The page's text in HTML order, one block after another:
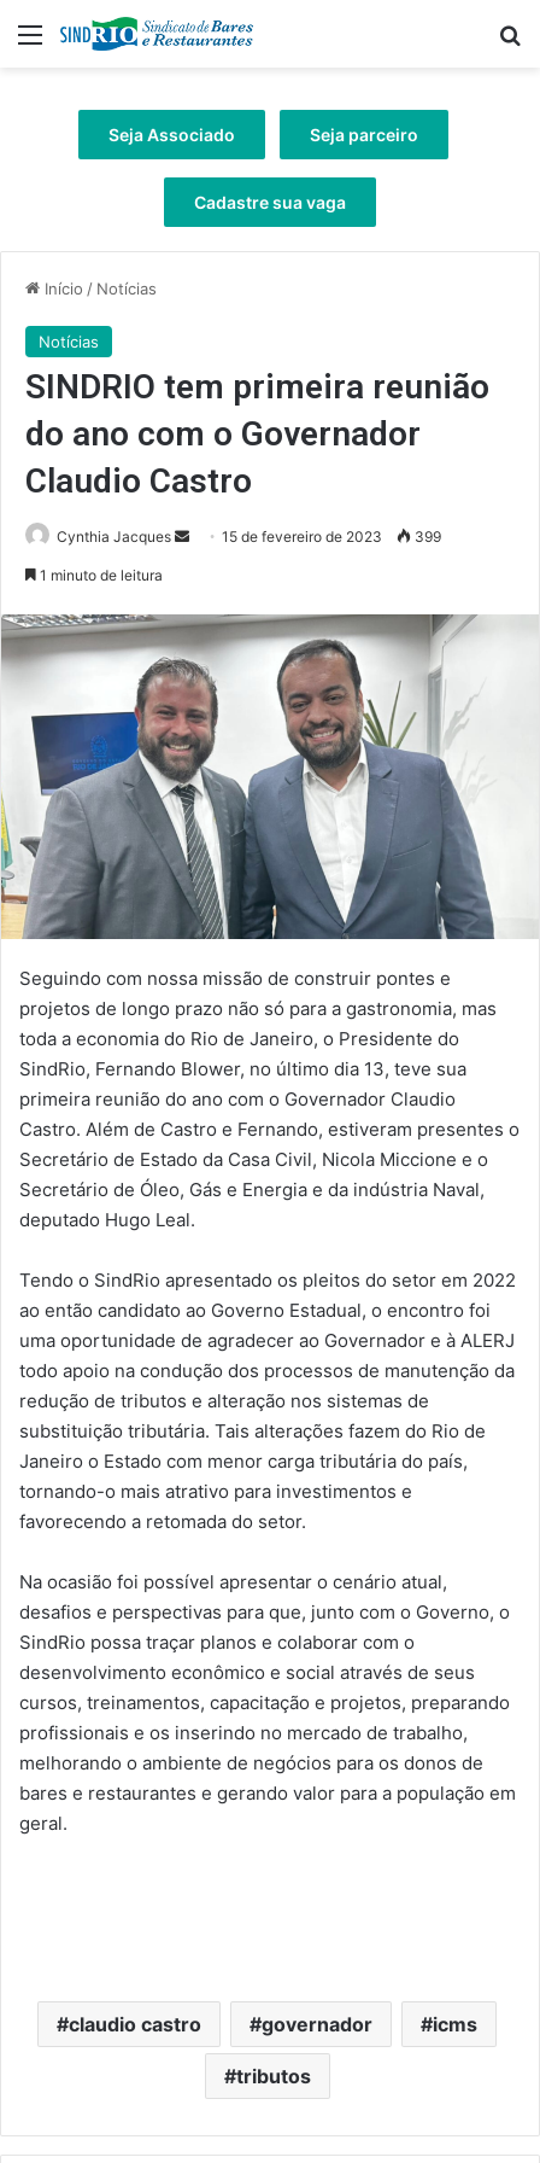
Menu
Seja Associado Seja parceiro
Cadastre sua vaga
Início / Notícias
Notícias
SINDRIO tem primeira reunião
do ano com o Governador
Claudio Castro
Cynthia Jacques
Mande
mail
15 de fevereiro de 2023 399
1 minuto de leitura
Seguindo com nossa missão de construir pontes e
projetos de longo prazo não só para a gastronomia, mas
toda a economia do Rio de Janeiro, o Presidente do
SindRio, Fernando Blower, no último dia 13, teve sua
primeira reunião do ano com o Governador Claudio
Castro. Além de Castro e Fernando, estiveram presentes o
Secretário de Estado da Casa Civil, Nicola Miccione e o
Secretário de Óleo, Gás e Energia e da indústria Naval,
deputado Hugo Leal.
Tendo o SindRio apresentado os pleitos do setor em 2022
ao então candidato ao Governo Estadual, o encontro foi
uma oportunidade de agradecer ao Governador e à ALERJ
todo apoio na condução dos processos de manutenção da
redução de tributos e alteração nos sistemas de
substituição tributária. Tais alterações fazem do Rio de
Janeiro o Estado com menor carga tributária do país,
tornando-o mais atrativo para investimentos e
favorecendo a retomada do setor.
Na ocasião foi possível apresentar o cenário atual,
desafios e perspectivas para que, junto com o Governo, o
SindRio possa traçar planos e colaborar com o
desenvolvimento econômico e social através de seus
cursos, treinamentos, capacitação e projetos, preparando
profissionais e os inserindo no mercado de trabalho,
melhorando o ambiente de negócios para os donos de
bares e restaurantes e gerando valor para a população em
geral.
claudio castro governador icms
tributos